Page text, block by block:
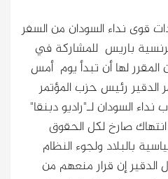
(7) من قيادات قوى نداء السودان من السفر
باريس للمشاركة في
المقرر لها أن تبدأ يوم أمس
رئيس حزب المؤتمر
السودان لـ"راديو دبنقا"
صارخ لكل الحقوق
بالبلاد ولجوء النظام
الدقير إن قرار منعهم من